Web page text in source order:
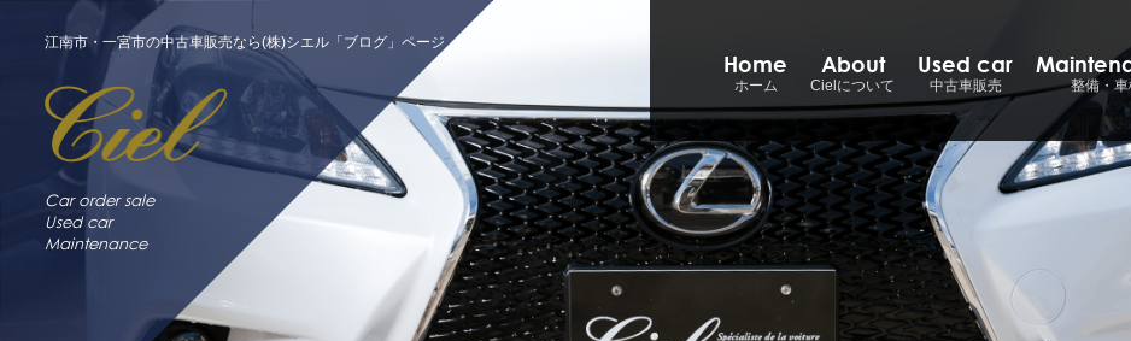
江南市・一宮市の中古車販売なら(株)シエル「ブログ」ページ
Car order sale
Used car
Maintenance
Home
ホーム
About
Cielについて
Used car
中古車販売 整備・車